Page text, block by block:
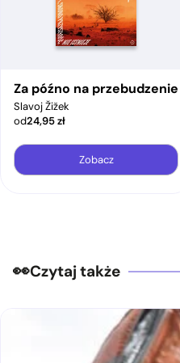
Za późno na przebudzenie
Slavoj Žižek
od24,95zł
Zobacz
Czytaj także